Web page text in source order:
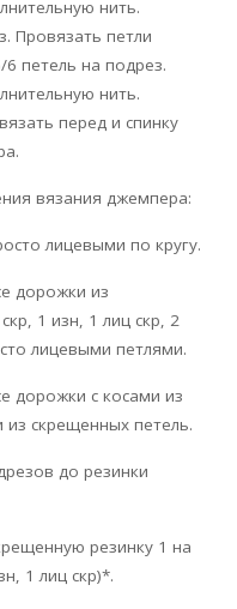
нить.
Провязать петли
петель на подрез.
нить.
перед и спинку
вязания джемпера:
лицевыми по кругу.
дорожки из
1 изн, 1 лиц скр, 2
лицевыми петлями.
дорожки с косами из
скрещенных петель.
до резинки
резинку 1 на
1 лиц скр)*.